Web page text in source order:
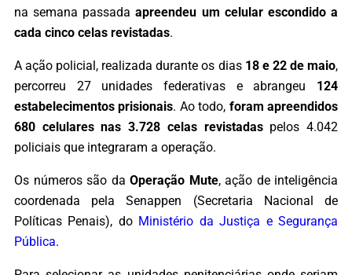
na semana passadaapreendeu um celular escondido a
cada cinco celas revistadas.
A ação policial, realizada durante os dias 18 e 22 de maio,
percorreu 27 unidades federativas e abrangeu 124
estabelecimentos prisionais. Ao todo, foram apreendidos
680 celulares nas 3.728 celas revistadaspelos 4.042
policiais que integraram a operação.
Os números são da Operação Mute, ação de inteligência
coordenada pela Senappen (Secretaria Nacional de
Políticas Penais), do Ministério da Justiça e Segurança
Pública.